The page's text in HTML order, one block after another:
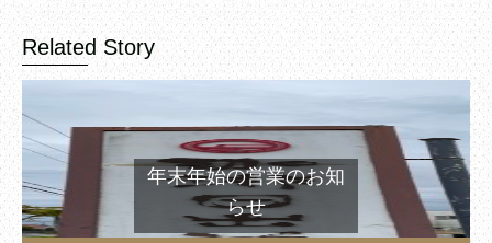
Related Story
年末年始の営業のお知
らせ